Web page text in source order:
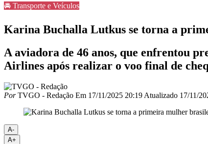
🚘 Transporte e Veículos
Karina Buchalla Lutkus se torna a
A aviadora de 46 anos, que enfrentou
Airlines após realizar o voo final de
PorTVGO - Redação Em 17/11/2025 20:19 Atualizado 17/11/
A-
A+